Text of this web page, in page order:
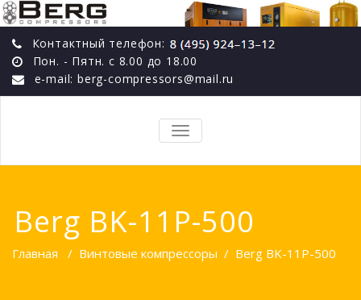
Контактный телефон:
Пон. - Пятн. с 8.00 до 18.00
e-mail: berg-compressors@mail.ru
TOGGLE
Berg BK-11P-500
Главная / Винтовые компрессоры / Berg BK-11P-500